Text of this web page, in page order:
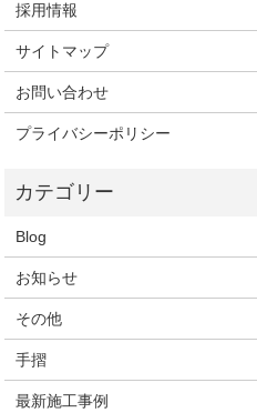
採用情報
サイトマップ
お問い合わせ
プライバシーポリシー
Blog
お知らせ
その他
手摺
最新施工事例